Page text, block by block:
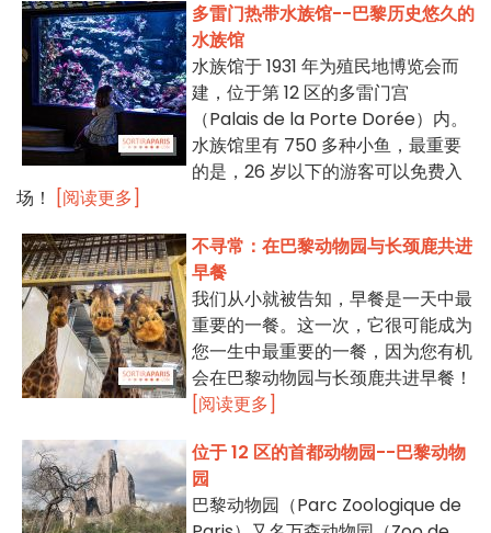
多雷门热带水族馆--巴黎历史悠久的
水族馆
水族馆于 1931 年为殖民地博览会而
建，位于第 12 区的多雷门宫
（Palais de la Porte Dorée）内。
水族馆里有 750 多种小鱼，最重要
的是，26 岁以下的游客可以免费入
场！
[阅读更多]
不寻常：在巴黎动物园与长颈鹿共进
早餐
我们从小就被告知，早餐是一天中最
重要的一餐。这一次，它很可能成为
您一生中最重要的一餐，因为您有机
会在巴黎动物园与长颈鹿共进早餐！
[阅读更多]
位于 12 区的首都动物园--巴黎动物
园
巴黎动物园（Parc Zoologique de